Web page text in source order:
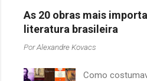
As 20 obras mais
literatura brasileira
PorAlexandre Kovacs
Como